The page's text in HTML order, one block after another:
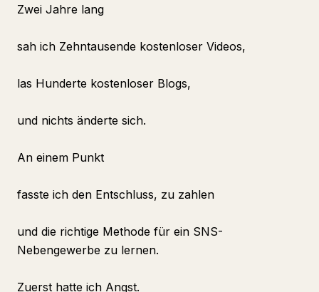
Zwei Jahre lang
sah ich Zehntausende kostenloser Videos,
las Hunderte kostenloser Blogs,
und nichts änderte sich.
An einem Punkt
fasste ich den Entschluss, zu zahlen
und die richtige Methode für ein SNS-
Nebengewerbe zu lernen.
Zuerst hatte ich Angst.